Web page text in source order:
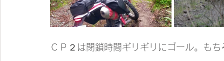
ＣＰ２は閉鎖時間ギリギリにゴール。も